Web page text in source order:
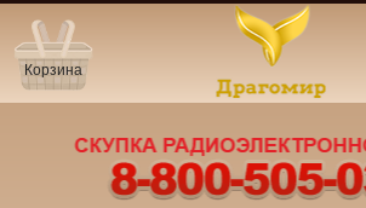
Корзина